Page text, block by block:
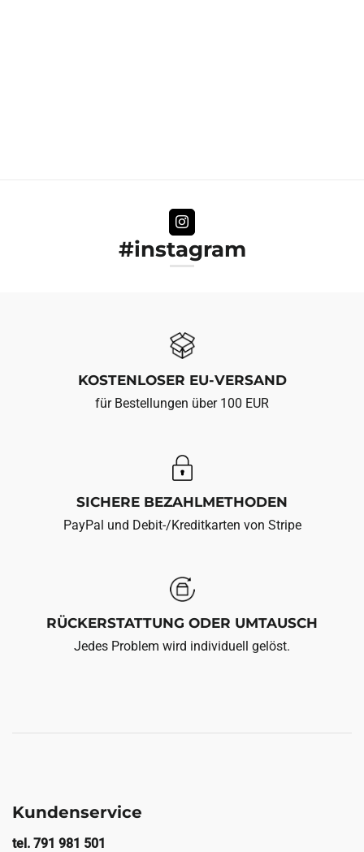
#instagram
KOSTENLOSER EU-VERSAND
für Bestellungen über 100 EUR
SICHERE BEZAHLMETHODEN
PayPal und Debit-/Kreditkarten von Stripe
RÜCKERSTATTUNG ODER UMTAUSCH
Jedes Problem wird individuell gelöst.
Kundenservice
tel. 791 981 501